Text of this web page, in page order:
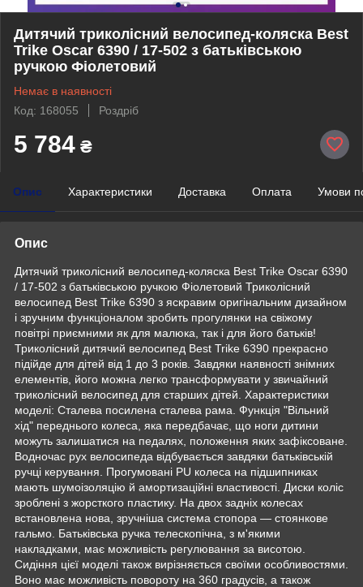
Дитячий триколісний велосипед-коляска Best
Trike Oscar 6390 / 17-502 з батьківською
ручкою Фіолетовий
Немає в наявності
Код: 168055
Роздріб
5 784 ₴
Опис Характеристики Доставка Оплата Умови
Опис
Дитячий триколісний велосипед-коляска Best Trike Oscar 6390
/ 17-502 з батьківською ручкою Фіолетовий Триколісний
велосипед Best Trike 6390 з яскравим оригінальним дизайном
і зручним функціоналом зробить прогулянки на свіжому
повітрі приємними як для малюка, так і для його батьків!
Триколісний дитячий велосипед Best Trike 6390 прекрасно
підійде для дітей від 1 до 3 років. Завдяки наявності знімних
елементів, його можна легко трансформувати у звичайний
триколісний велосипед для старших дітей. Характеристики
моделі: Сталева посилена сталева рама. Функція "Вільний
хід" переднього колеса, яка передбачає, що ноги дитини
можуть залишатися на педалях, положення яких зафіксоване.
Водночас рух велосипеда відбувається завдяки батьківській
ручці керування. Прогумовані PU колеса на підшипниках
мають шумоізоляцію й амортизаційні властивості. Диски коліс
зроблені з жорсткого пластику. На двох задніх колесах
встановлена нова, зручніша система стопора — стоянкове
гальмо. Батьківська ручка телескопічна, з м'якими
накладками, має можливість регулювання за висотою.
Сидіння цієї моделі також вирізняється своїми особливостями.
Воно має можливість повороту на 360 градусів, а також